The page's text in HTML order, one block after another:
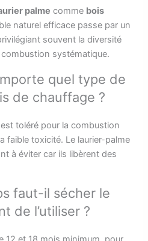
palme comme bois
naturel efficace passe par un
souvent la diversité
systématique.
quel type de
de chauffage ?
toléré pour la combustion
faible toxicité. Le laurier-palme
à éviter car ils libèrent des
faut-il sécher le
de l’utiliser ?